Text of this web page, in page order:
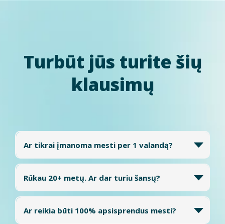
Turbūt jūs turite šių
klausimų
Ar tikrai įmanoma mesti per 1 valandą?
Daugelis žmonių ateina nusiteikę skeptiškai - tai visiškai normalu.
Atrodo neįmanoma,
kad per vieną valandą galima atsisveikinti su įpročiu, kuris lydėjo
daugelį metų.
Svarbu suprasti: procedūra neužhipnotizuoja ir neverčia mesti
Rūkau 20+ metų. Ar dar turiu šansų?
Taip.Rūkymo stažas savaime nėra kliūtis pokyčiui.
Per daugelį metų susiformuoja stiprus įprotis ir fizinis prisitaikymas
prie nikotino. Tačiau net ir po ilgo
Ar reikia būti 100% apsisprendus mesti?